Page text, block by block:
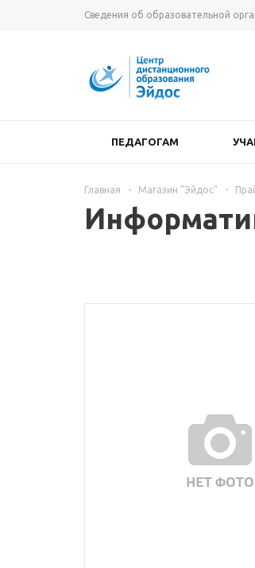
Сведения об образовательной
ПЕДАГОГАМ
Главная - Магазин "Эйдос" -